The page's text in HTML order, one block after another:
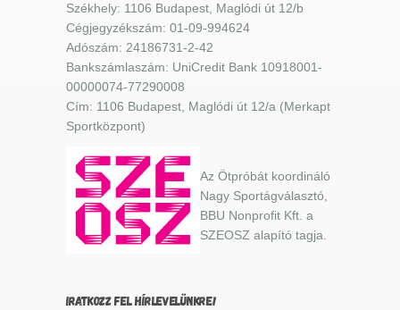
Székhely: 1106 Budapest, Maglódi út 12/b
Cégjegyzékszám: 01-09-994624
Adószám: 24186731-2-42
Bankszámlaszám: UniCredit Bank 10918001-
00000074-77290008
Cím: 1106 Budapest, Maglódi út 12/a (Merkapt
Sportközpont)
Az Ötpróbát koordináló
Nagy Sportágválasztó,
BBU Nonprofit Kft. a
SZEOSZ alapító tagja.
IRATKOZZ FEL HÍRLEVELÜNKRE!